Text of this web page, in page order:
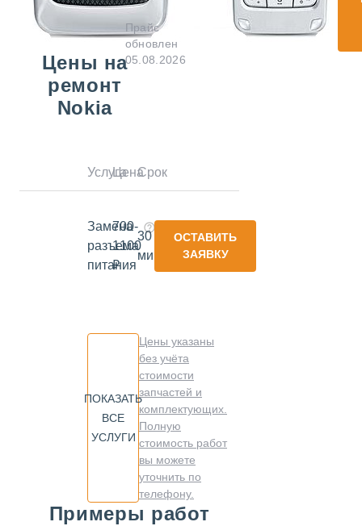
Цены на
ремонт
Nokia
Прайс
обновлен
05.08.2026
УслугаЦенаСрок
Замена
разъема
питания
700-
1100
₽
30
минут
ОСТАВИТЬ
ЗАЯВКУ
ПОКАЗАТЬ
ВСЕ
УСЛУГИ
Цены указаны
без учёта
стоимости
запчастей и
комплектующих.
Полную
стоимость работ
вы можете
уточнить по
телефону.
Примеры работ